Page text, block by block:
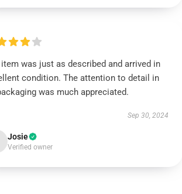
was just as described and arrived in
condition. The attention to detail in
was much appreciated.
Sep 30, 2024
Josie
Verified owner